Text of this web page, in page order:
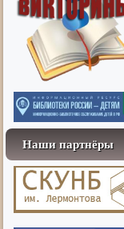
Наши партнёры